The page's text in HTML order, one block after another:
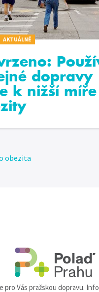
AKTUÁLNĚ
dopravy
k nižší míře
obezita
pro Vás pražskou dopravu.